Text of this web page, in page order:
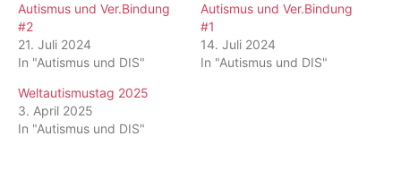
Autismus und Ver.Bindung
#2
21. Juli 2024
In "Autismus und DIS"
Autismus und Ver.Bindung
#1
14. Juli 2024
In "Autismus und DIS"
Weltautismustag 2025
3. April 2025
In "Autismus und DIS"